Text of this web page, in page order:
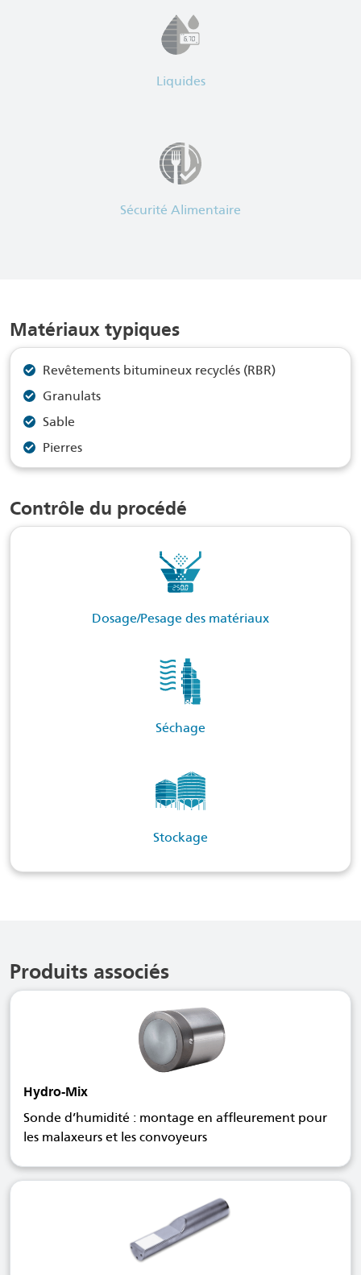
Liquides
Sécurité Alimentaire
Matériaux typiques
Revêtements bitumineux recyclés (RBR)
Granulats
Sable
Pierres
Contrôle du procédé
Dosage/Pesage des matériaux
Séchage
Stockage
Produits associés
Hydro-Mix
Sonde d’humidité : montage en affleurement pour
les malaxeurs et les convoyeurs